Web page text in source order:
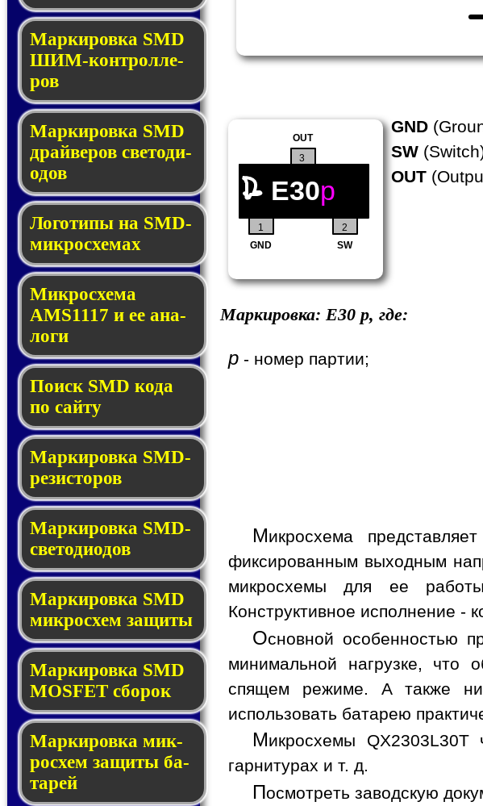
Маркировка SMD
ШИМ-кон­трол­ле­
ров
Маркировка SMD
драй­ве­ров све­то­ди­
о­дов
Логотипы на SMD-
мик­ро­схе­мах
Микросхема
AMS1117 и ее ана­
ло­ги
Поиск SMD ко­да
по сай­ту
Маркировка SMD-
ре­зис­то­ров
Маркировка SMD-
све­то­дио­дов
Мар­ки­ров­ка SMD
мик­рос­хем защиты
Мар­ки­ров­ка SMD
MOSFET сбо­рок
Мар­ки­ров­ка мик­
ро­схем за­щи­ты ба­
та­рей
1
2
GND
SW
OUT
3
E30p
GND
SW
OUT
Маркировка: E30 p, где:
p - номер партии;
Микросхема
фиксированным выходным
микросхемы для ее
Конструктивное исполнение -
Основной особенностью
минимальной нагрузке, что
спящем режиме. А также
использовать батарею
Микросхемы
гарнитурах и т. д.
Посмотреть заводскую